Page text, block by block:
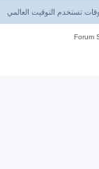
تستخدم التوقيت العالمي